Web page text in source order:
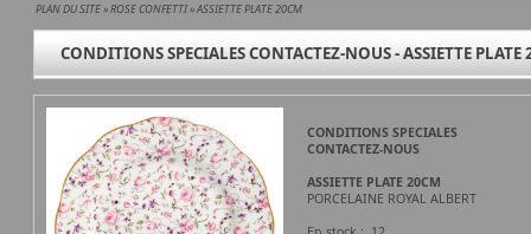
PLAN DU SITE»ROSE CONFETTI»ASSIETTE PLATE 20CM
CONDITIONS SPECIALES CONTACTEZ-NOUS - ASSIETTE
CONDITIONS SPECIALES
CONTACTEZ-NOUS
ASSIETTE PLATE 20CM
PORCELAINE ROYAL ALBERT